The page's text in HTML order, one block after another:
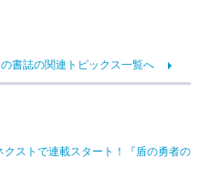
書誌の関連トピックス一覧へ
ストで連載スタート！『盾の勇者の